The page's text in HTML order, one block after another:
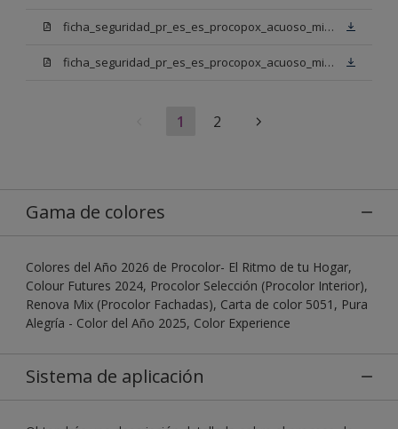
ficha_seguridad_pr_es_es_procopox_acuoso_mix_bm.pdf
ficha_seguridad_pr_es_es_procopox_acuoso_mix_bn.pdf
1 2
Gama de colores
Colores del Año 2026 de Procolor- El Ritmo de tu Hogar,
Colour Futures 2024, Procolor Selección (Procolor Interior),
Renova Mix (Procolor Fachadas), Carta de color 5051, Pura
Alegría - Color del Año 2025, Color Experience
Sistema de aplicación